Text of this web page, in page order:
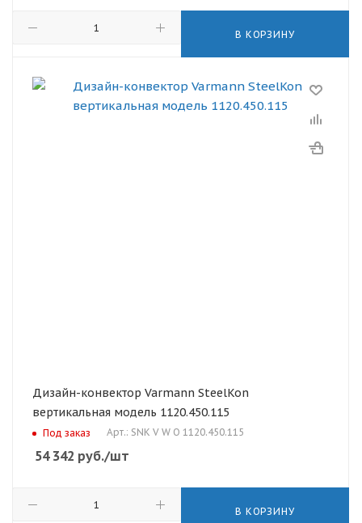
В КОРЗИНУ
Дизайн-конвектор Varmann SteelKon
вертикальная модель 1120.450.115
Под заказ Арт.: SNK V W O 1120.450.115
54 342 руб./шт
В КОРЗИНУ